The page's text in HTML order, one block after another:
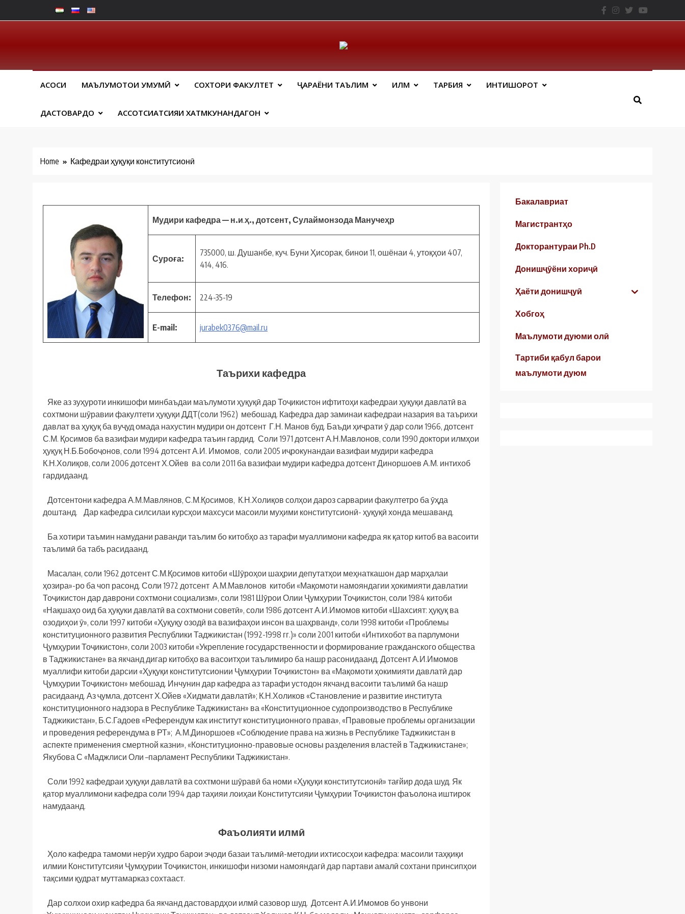
to
Юридический Факальтет – ТНУ
АСОСИ МАЪЛУМОТҲОИ УМУМӢ СОХТОРИ ФАКУЛТЕТ ҶАРАЁНИ ТАЪЛИМ ИЛМ ТАРБИЯ ИНТИШОРОТ
ДАСТОВАРДҲО АССОТСИАТСИЯИ ХАТМКУНАНДАГОН
Home Кафедраи ҳуқуқи конститутсионӣ
Мудири кафедра — н.и.ҳ., дотсент, Сулаймонзода Манучеҳр
Суроға:
735000, ш. Душанбе, куч. Буни Ҳисорак, бинои 11, ошёнаи 4, утоқҳои 407,
414, 416.
Телефон: 224-35-19
E-mail: jurabek0376@mail.ru
Таърихи кафедра
Яке аз зуҳуроти инкишофи минбаъдаи маълумоти ҳуқуқӣ дар Тоҷикистон ифтитоҳи кафедраи ҳуқуқи давлатӣ ва
сохтмони шӯравии факултети ҳуқуқи ДДТ(соли 1962) мебошад. Кафедра дар заминаи кафедраи назария ва таърихи
давлат ва ҳуқуқ ба вуҷуд омада нахустин мудири он дотсент Г.Н. Манов буд. Баъди ҳиҷрати ӯ дар соли 1966, дотсент
С.М. Қосимов ба вазифаи мудири кафедра таъин гардид. Соли 1971 дотсент А.Н.Мавлонов, соли 1990 доктори илмҳои
ҳуқуқ Н.Б.Бобоҷонов, соли 1994 дотсент А.И. Имомов, соли 2005 иҷрокунандаи вазифаи мудири кафедра
К.Н.Холиқов, соли 2006 дотсент Х.Ойев ва соли 2011 ба вазифаи мудири кафедра дотсент Диноршоев А.М. интихоб
гардидаанд.
Дотсентони кафедра А.М.Мавлянов, С.М.Қосимов, К.Н.Холиқов солҳои дароз сарварии факултетро ба ӯҳда
доштанд. Дар кафедра силсилаи курсҳои махсуси масоили муҳими конститутсионӣ- ҳуқуқӣ хонда мешаванд.
Ба хотири таъмин намудани раванди таълим бо китобҳо аз тарафи муаллимони кафедра як қатор китоб ва васоити
таълимӣ ба табъ расидаанд.
Масалан, соли 1962 дотсент С.М.Қосимов китоби «Шӯроҳои шаҳрии депутатҳои меҳнаткашон дар марҳалаи
ҳозира»-ро ба чоп расонд. Соли 1972 дотсент А.М.Мавлонов китоби «Мақомоти намояндагии ҳокимияти давлатии
Тоҷикистон дар даврони сохтмони социализм», соли 1981 Шӯрои Олии Ҷумҳурии Тоҷикистон, соли 1984 китоби
«Нақшаҳо оид ба ҳуқуки давлатӣ ва сохтмони советӣ», соли 1986 дотсент А.И.Имомов китоби «Шахсият: ҳуқуқ ва
озодиҳои ӯ», соли 1997 китоби «Ҳуқуқу озодӣ ва вазифаҳои инсон ва шаҳрванд», соли 1998 китоби «Проблемы
конституционного развития Республики Таджикистан (1992-1998 гг.)» соли 2001 китоби «Интихобот ва парлумони
Ҷумҳурии Тоҷикистон», соли 2003 китоби «Укрепление государственности и формирование гражданского общества
в Таджикистане» ва якчанд дигар китобҳо ва васоитҳои таълимиро ба нашр расонидаанд. Дотсент А.И.Имомов
муаллифи китоби дарсии «Ҳуқуқи конститутсионии Ҷумҳурии Тоҷикистон» ва «Мақомоти ҳокимияти давлатӣ дар
Ҷумҳурии Тоҷикистон» мебошад. Инчунин дар кафедра аз тарафи устодон якчанд васоити таълимӣ ба нашр
расидаанд. Аз ҷумла, дотсент Х.Ойев «Хидмати давлатӣ»; К.Н.Холиков «Становление и развитие института
конституционного надзора в Республике Таджикистан» ва «Конституционное судопроизводство в Республике
Таджикистан», Б.С.Гадоев «Референдум как институт конституционного права», «Правовые проблемы организации
и проведения референдума в РТ»; А.М.Диноршоев «Соблюдение права на жизнь в Республике Таджикистан в
аспекте применения смертной казни», «Конституционно-правовые основы разделения властей в Таджикистане»;
Якубова С «Маджлиси Оли –парламент Республики Таджикистан».
Соли 1992 кафедраи ҳуқуқи давлатӣ ва сохтмони шӯравӣ ба номи «Ҳуқуқи конститутсионӣ» тағйир дода шуд. Як
қатор муаллимони кафедра соли 1994 дар таҳияи лоиҳаи Конститутсияи Ҷумҳурии Тоҷикистон фаъолона иштирок
намудаанд.
Фаъолияти илмӣ
Ҳоло кафедра тамоми нерӯи худро барои эҷоди базаи таълимӣ-методии ихтисосҳои кафедра: масоили таҳқиқи
илмии Конститутсияи Ҷумҳурии Тоҷикистон, инкишофи низоми намояндагӣ дар партави амалӣ сохтани принсипҳои
тақсими қудрат муттамарказ сохтааст.
Дар солхои охир кафедра ба якчанд дастовардҳои илмӣ сазовор шуд. Дотсент А.И.Имомов бо унвони
Бакалавриат
Магистрантҳо
Докторантураи Ph.D
Донишҷӯёни хориҷӣ
Ҳаёти донишҷуӣ
Хобгоҳ
Маълумоти дуюми олӣ
Тартиби қабул барои
маълумоти дуюм